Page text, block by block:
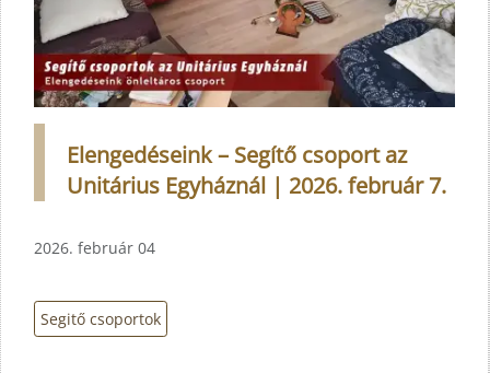
Elengedéseink – Segítő csoport az
Unitárius Egyháznál | 2026. február 7.
2026. február 04
Segitő csoportok